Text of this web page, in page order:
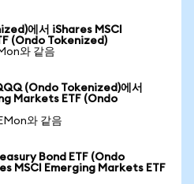
에서 iShares MSCI
(Ondo Tokenized)
와 같음
(Ondo Tokenized)에서
Markets ETF (Ondo
와 같음
Bond ETF (Ondo
MSCI Emerging Markets ETF